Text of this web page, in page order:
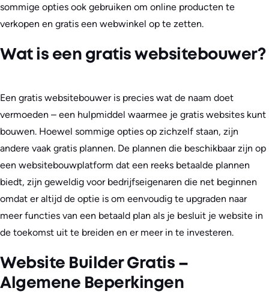
sommige opties ook gebruiken om online producten te
verkopen en gratis een webwinkel op te zetten.
Wat is een gratis websitebouwer?
Een gratis websitebouwer is precies wat de naam doet
vermoeden – een hulpmiddel waarmee je gratis websites kunt
bouwen. Hoewel sommige opties op zichzelf staan, zijn
andere vaak gratis plannen. De plannen die beschikbaar zijn op
een websitebouwplatform dat een reeks betaalde plannen
biedt, zijn geweldig voor bedrijfseigenaren die net beginnen
omdat er altijd de optie is om eenvoudig te upgraden naar
meer functies van een betaald plan als je besluit je website in
de toekomst uit te breiden en er meer in te investeren.
Website Builder Gratis –
Algemene Beperkingen